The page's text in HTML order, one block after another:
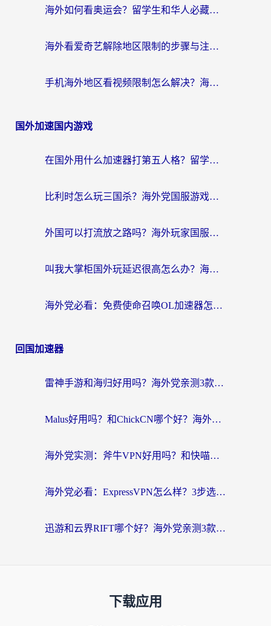
海外如何看奥运会？留学生和华人必藏的体育赛事观看终极指南
海外看爱奇艺解除地区限制的步骤与注意事项详解：留学生必看的无卡顿追剧指南
手机海外地区看视频限制怎么解决？海外党追剧看片的实用指南
国外加速国内游戏
在国外用什么加速器打第五人格？留学生亲测：这6个功能才是关键！
比利时怎么玩三国杀？海外党国服游戏加速器终极指南（附问道CODOL优化方案）
外国可以打流放之路吗？海外玩家国服游戏畅玩终极指南（附实测推荐）
叫我大掌柜国外玩延迟很高怎么办？海外党亲测的国服游戏加速全攻略
海外党必看：免费使命召唤OL加速器怎么选？3个国服游戏加速痛点一次性解决
回国加速器
雷神手游和海归好用吗？海外党亲测3款热门回国加速器+番茄加速器深度体验
Malus好用吗？和ChickCN哪个好？海外党亲测：选对回国加速器，追剧游戏不卡顿
海外党实测：斧牛VPN好用吗？和快喵VPN对比哪个回国效果更好？附3款热门加速器深度分析
海外党必看：ExpressVPN怎么样？3步选对回国加速器，无缝刷国内剧玩手游
迅游和云界RIFT哪个好？海外党亲测3款回国加速器，教你无缝刷国内剧玩游戏
下载应用